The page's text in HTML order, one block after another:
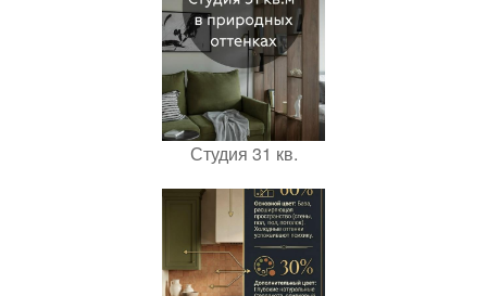
Студия 31 кв.